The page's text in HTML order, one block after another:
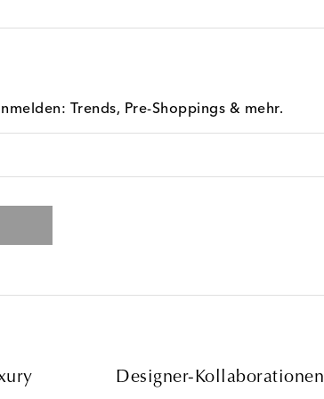
Trends, Pre-Shoppings & mehr.
Designer-Kollaborationen